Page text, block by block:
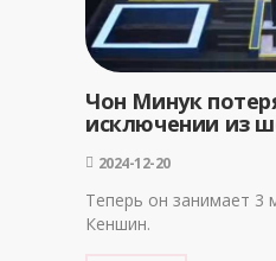
Чон Минук
исключении из
2024-12-20
Теперь он занимает 3
Кеншин.